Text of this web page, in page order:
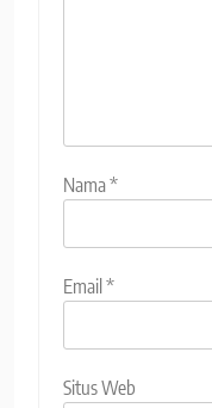
Nama*
Email*
Situs Web